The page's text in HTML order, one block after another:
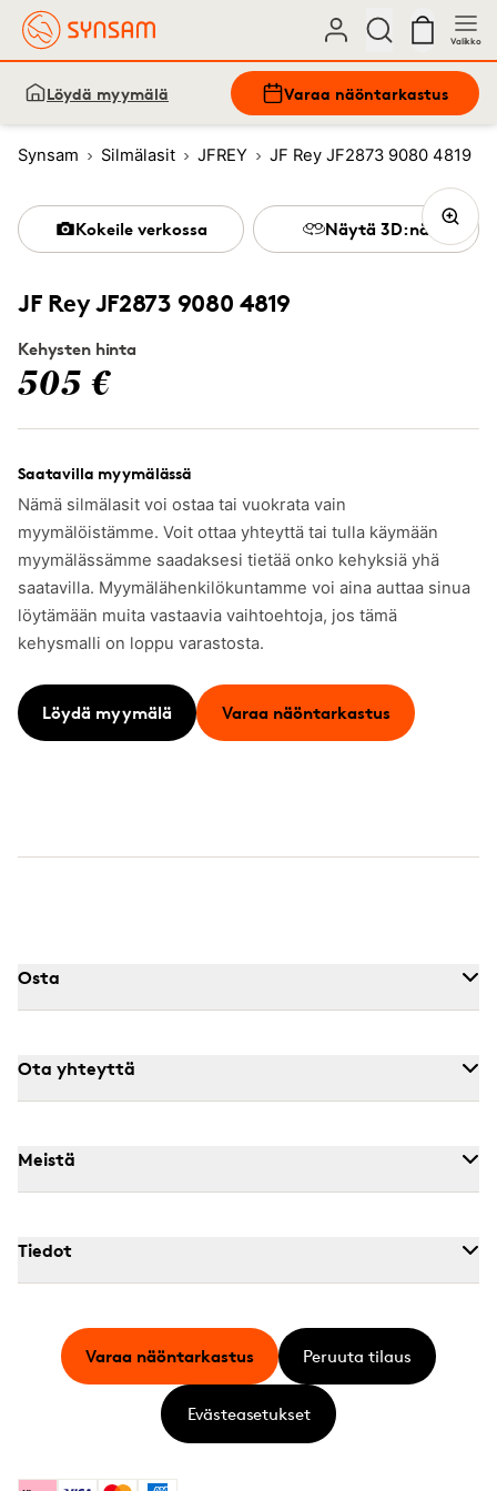
Valikko
Löydä myymälä Varaa näöntarkastus
Synsam Silmälasit JFREY JF Rey JF2873 9080 4819
JF Rey JF2873 9080 4819
Kehysten hinta
505 €
Saatavilla myymälässä
Nämä silmälasit voi ostaa tai vuokrata vain
myymälöistämme. Voit ottaa yhteyttä tai tulla käymään
myymälässämme saadaksesi tietää onko kehyksiä yhä
saatavilla. Myymälähenkilökuntamme voi aina auttaa sinua
löytämään muita vastaavia vaihtoehtoja, jos tämä
kehysmalli on loppu varastosta.
Löydä myymälä Varaa näöntarkastus
Kokeile verkossa Näytä 3D:nä
Osta
Ota yhteyttä
Meistä
Tiedot
Varaa näöntarkastus Peruuta tilaus
Evästeasetukset